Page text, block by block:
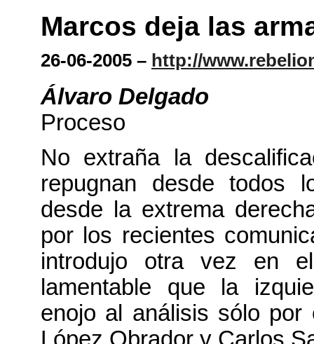
Marcos deja las
26-06-2005 – http://
Álvaro Delgado
Proceso
No extraña la
repugnan desde todos
desde la extrema
por los recientes
introdujo otra vez en
lamentable que la
enojo al análisis sólo por